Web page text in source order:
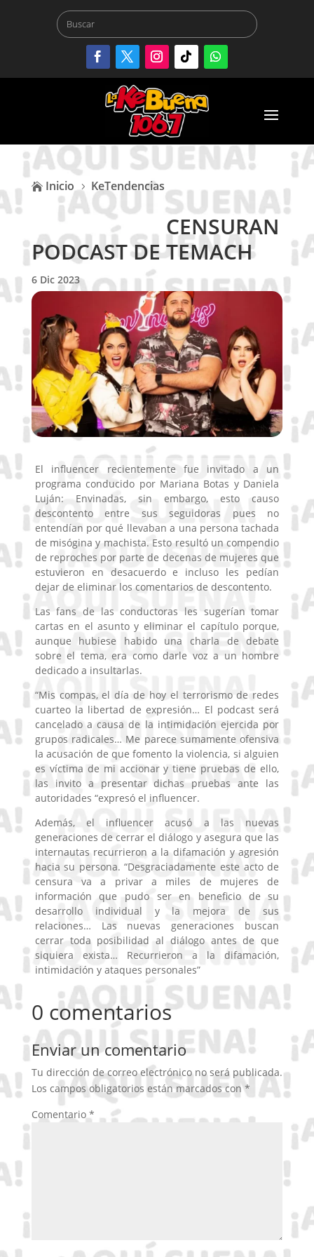
 Inicio 5 KeTendencias
CENSURAN
PODCAST DE TEMACH
6 Dic 2023
El influencer recientemente fue invitado a un
programa conducido por Mariana Botas y Daniela
Luján: Envinadas, sin embargo, esto causo
descontento entre sus seguidoras pues no
entendían por qué llevaban a una persona tachada
de misógina y machista. Esto resultó un compendio
de reproches por parte de decenas de mujeres que
estuvieron en desacuerdo e incluso les pedían
dejar de eliminar los comentarios de descontento.
Las fans de las conductoras les sugerían tomar
cartas en el asunto y eliminar el capítulo porque,
aunque hubiese habido una charla de debate
sobre el tema, era como darle voz a un hombre
dedicado a insultarlas.
“Mis compas, el día de hoy el terrorismo de redes
cuarteo la libertad de expresión… El podcast será
cancelado a causa de la intimidación ejercida por
grupos radicales… Me parece sumamente ofensiva
la acusación de que fomento la violencia, si alguien
es víctima de mi accionar y tiene pruebas de ello,
las invito a presentar dichas pruebas ante las
autoridades “expresó el influencer.
Además, el influencer acusó a las nuevas
generaciones de cerrar el diálogo y asegura que las
internautas recurrieron a la difamación y agresión
hacia su persona. “Desgraciadamente este acto de
censura va a privar a miles de mujeres de
información que pudo ser en beneficio de su
desarrollo individual y la mejora de sus
relaciones… Las nuevas generaciones buscan
cerrar toda posibilidad al diálogo antes de que
siquiera exista… Recurrieron a la difamación,
intimidación y ataques personales”
0 comentarios
Enviar un comentario
Tu dirección de correo electrónico no será publicada.
Los campos obligatorios están marcados con*
Comentario *